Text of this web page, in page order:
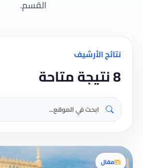
القسم.
نتائج الأرشيف
8 نتيجة متاحة
مقال